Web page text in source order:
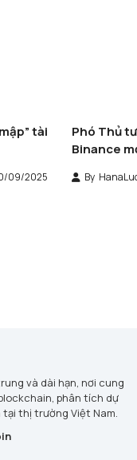
tài
09/2025
Phó Thủ
Binance
By
và dài hạn, nơi cung
phân tích dự
thị trường Việt Nam.